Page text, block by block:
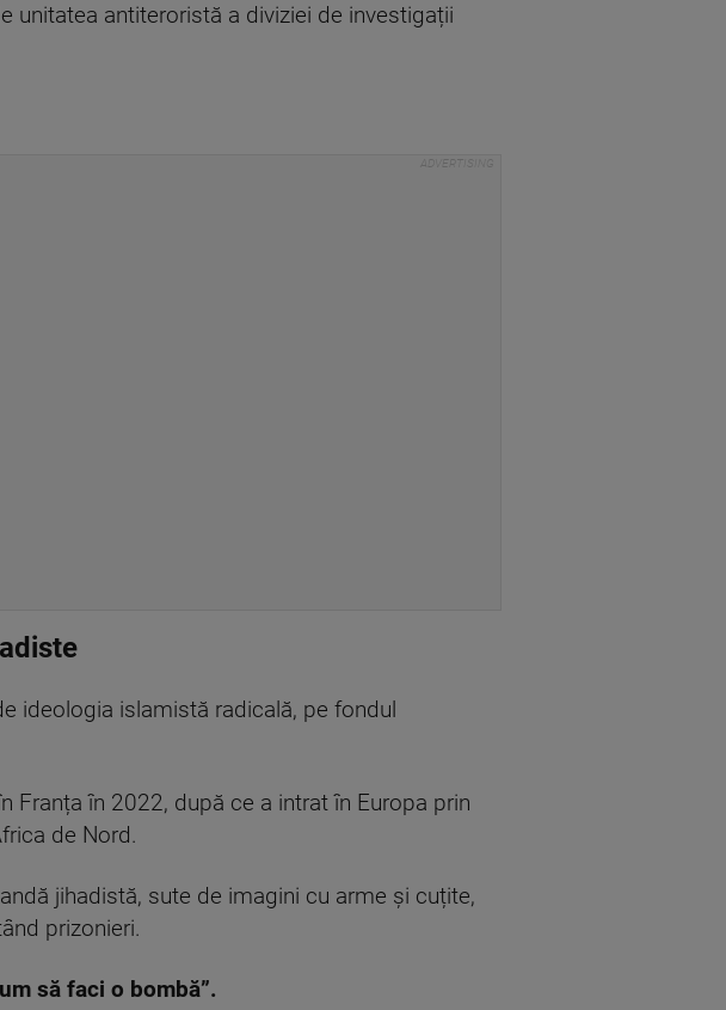
unitatea antiteroristă a diviziei de investigații
ideologia islamistă radicală, pe fondul
Franța în 2022, după ce a intrat în Europa prin
de Nord.
jihadistă, sute de imagini cu arme și cuțite,
prizonieri.
să faci o bombă”.